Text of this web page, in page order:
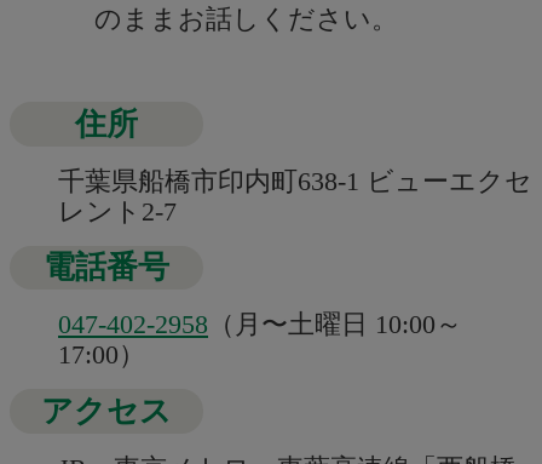
のままお話しください。
住所
千葉県船橋市印内町638-1 ビューエクセ
レント2-7
電話番号
047-402-2958 （月〜土曜日 10:00～
17:00）
アクセス